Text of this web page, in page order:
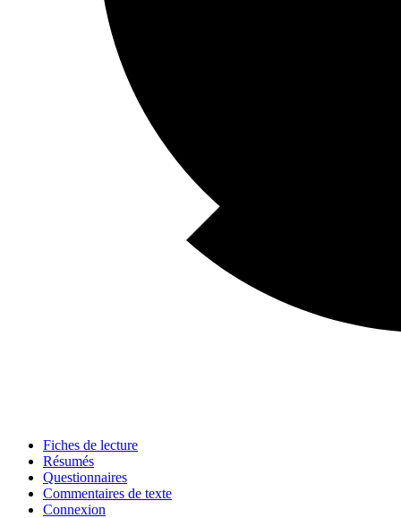
Fiches de lecture
Résumés
Questionnaires
Commentaires de texte
Connexion